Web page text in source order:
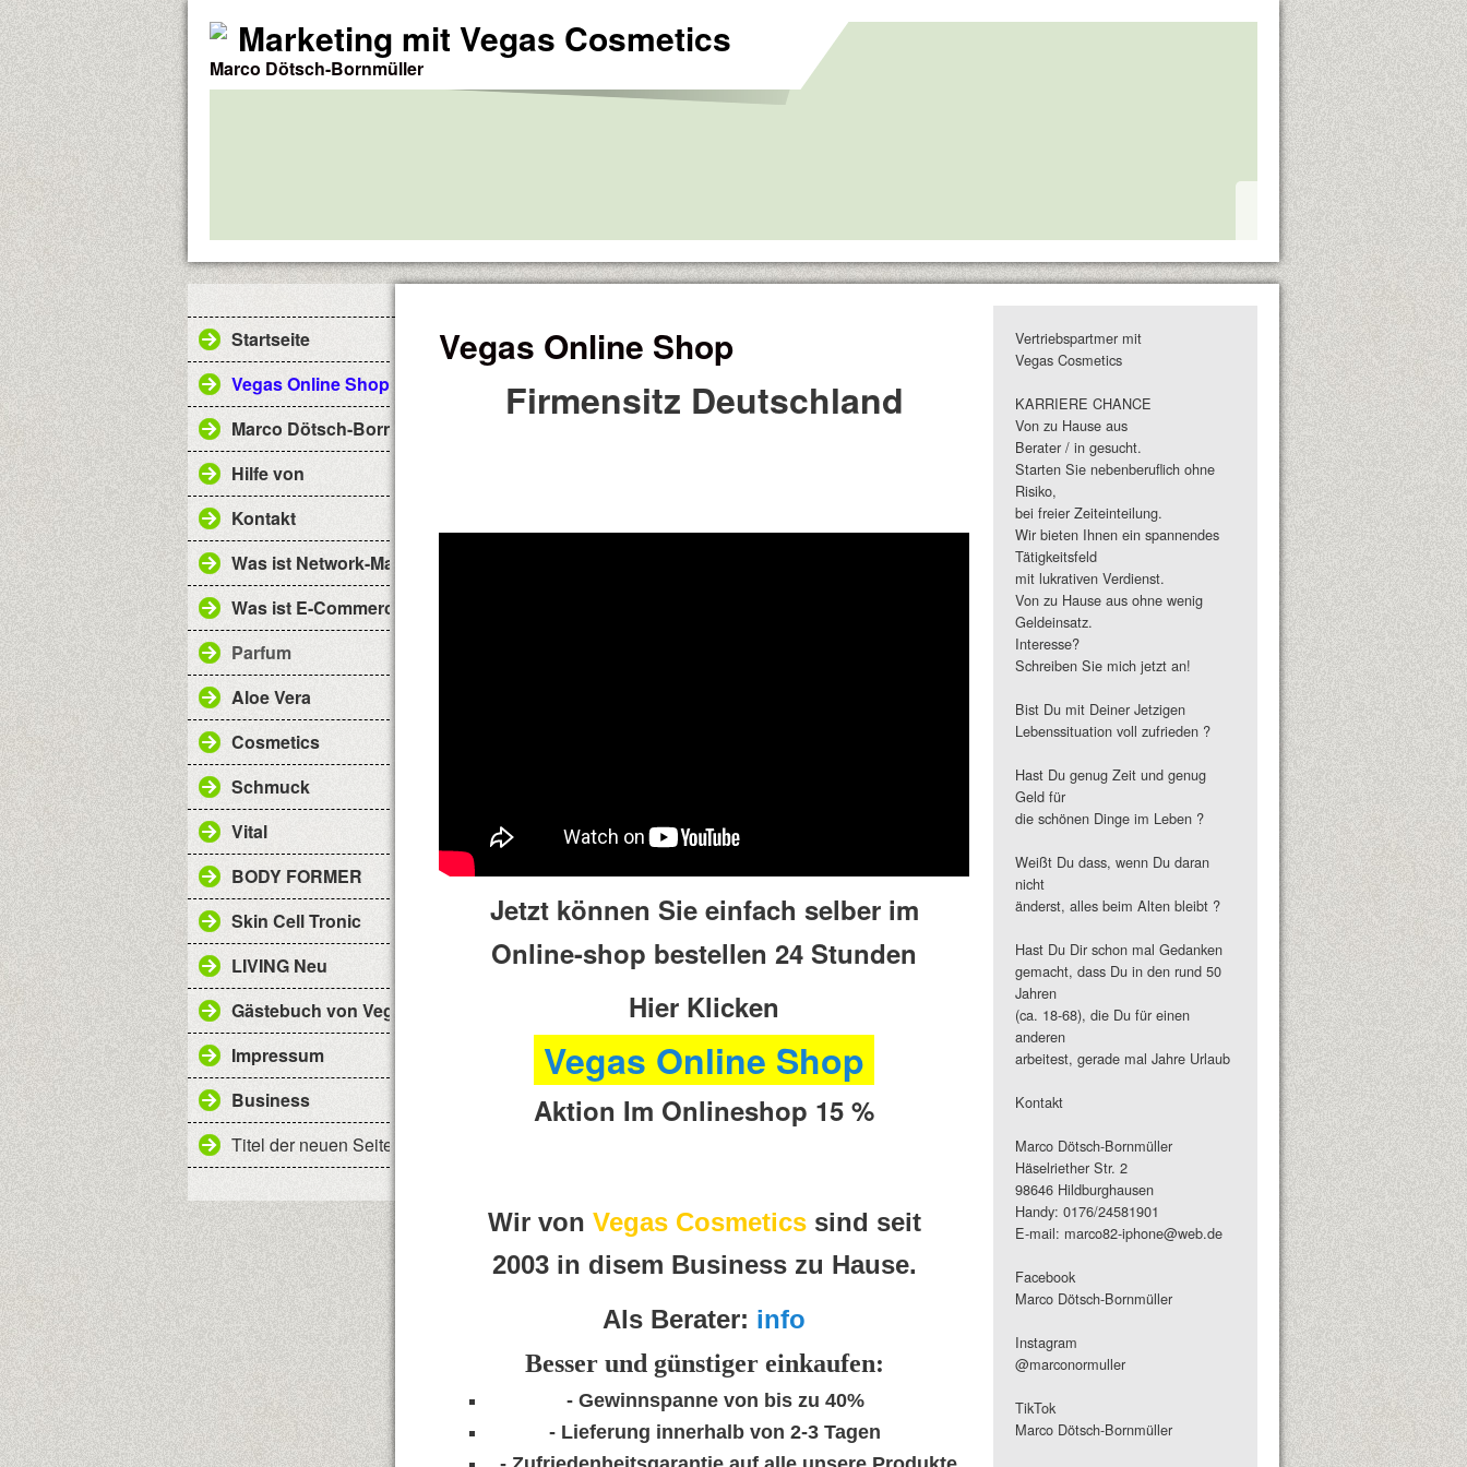
Marketing mit Vegas Cosmetics
Marco Dötsch-Bornmüller
Startseite
Vegas Online Shop
Marco Dötsch-Bornmüller
Hilfe von
Kontakt
Was ist Network-Marketing
Was ist E-Commerce
Parfum
Aloe Vera
Cosmetics
Schmuck
Vital
BODY FORMER
Skin Cell Tronic
LIVING Neu
Gästebuch von Vegas
Impressum
Business
Titel der neuen Seite
Vegas Online Shop
Firmensitz Deutschland
Jetzt können Sie einfach selber im
Online-shop bestellen 24 Stunden
Hier Klicken
Vegas Online Shop
Aktion Im Onlineshop 15 %
Wir von Vegas Cosmeticssind seit
2003 in disem Business zu Hause.
Als Berater: info
Besser und günstiger einkaufen:
- Gewinnspanne von bis zu 40%
- Lieferung innerhalb von 2-3 Tagen
Vertriebspartmer mit
Vegas Cosmetics
KARRIERE CHANCE
Von zu Hause aus
Berater / in gesucht.
Starten Sie nebenberuflich ohne
Risiko,
bei freier Zeiteinteilung.
Wir bieten Ihnen ein spannendes
Tätigkeitsfeld
mit lukrativen Verdienst.
Von zu Hause aus ohne wenig
Geldeinsatz.
Interesse?
Schreiben Sie mich jetzt an!
Bist Du mit Deiner Jetzigen
Lebenssituation voll zufrieden ?
Hast Du genug Zeit und genug
Geld für
die schönen Dinge im Leben ?
Weißt Du dass, wenn Du daran
nicht
änderst, alles beim Alten bleibt ?
Hast Du Dir schon mal Gedanken
gemacht, dass Du in den rund 50
Jahren
(ca. 18-68), die Du für einen
anderen
arbeitest, gerade mal Jahre Urlaub
Kontakt
Marco Dötsch-Bornmüller
Häselriether Str. 2
98646 Hildburghausen
Handy: 0176/24581901
E-mail: marco82-iphone@web.de
Facebook
Marco Dötsch-Bornmüller
Instagram
@marconormuller
TikTok
Marco Dötsch-Bornmüller